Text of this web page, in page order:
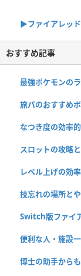
▶︎ファイアレッ
おすすめ記事
最強ポケモンの
旅パのおすすめ
なつき度の効率
スロットの攻略
レベル上げの効
技忘れの場所と
Switch版ファイ
便利な人・施設
博士の助手から